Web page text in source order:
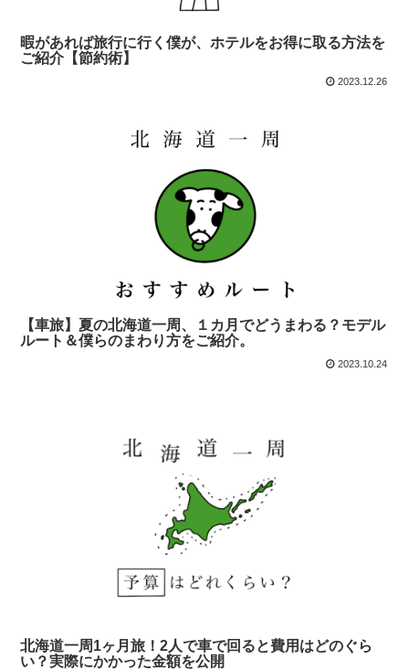
暇があれば旅行に行く僕が、ホテルをお得に取る方法を
ご紹介【節約術】
2023.12.26
【車旅】夏の北海道一周、１カ月でどうまわる？モデル
ルート＆僕らのまわり方をご紹介。
2023.10.24
北海道一周1ヶ月旅！2人で車で回ると費用はどのぐら
い？実際にかかった金額を公開